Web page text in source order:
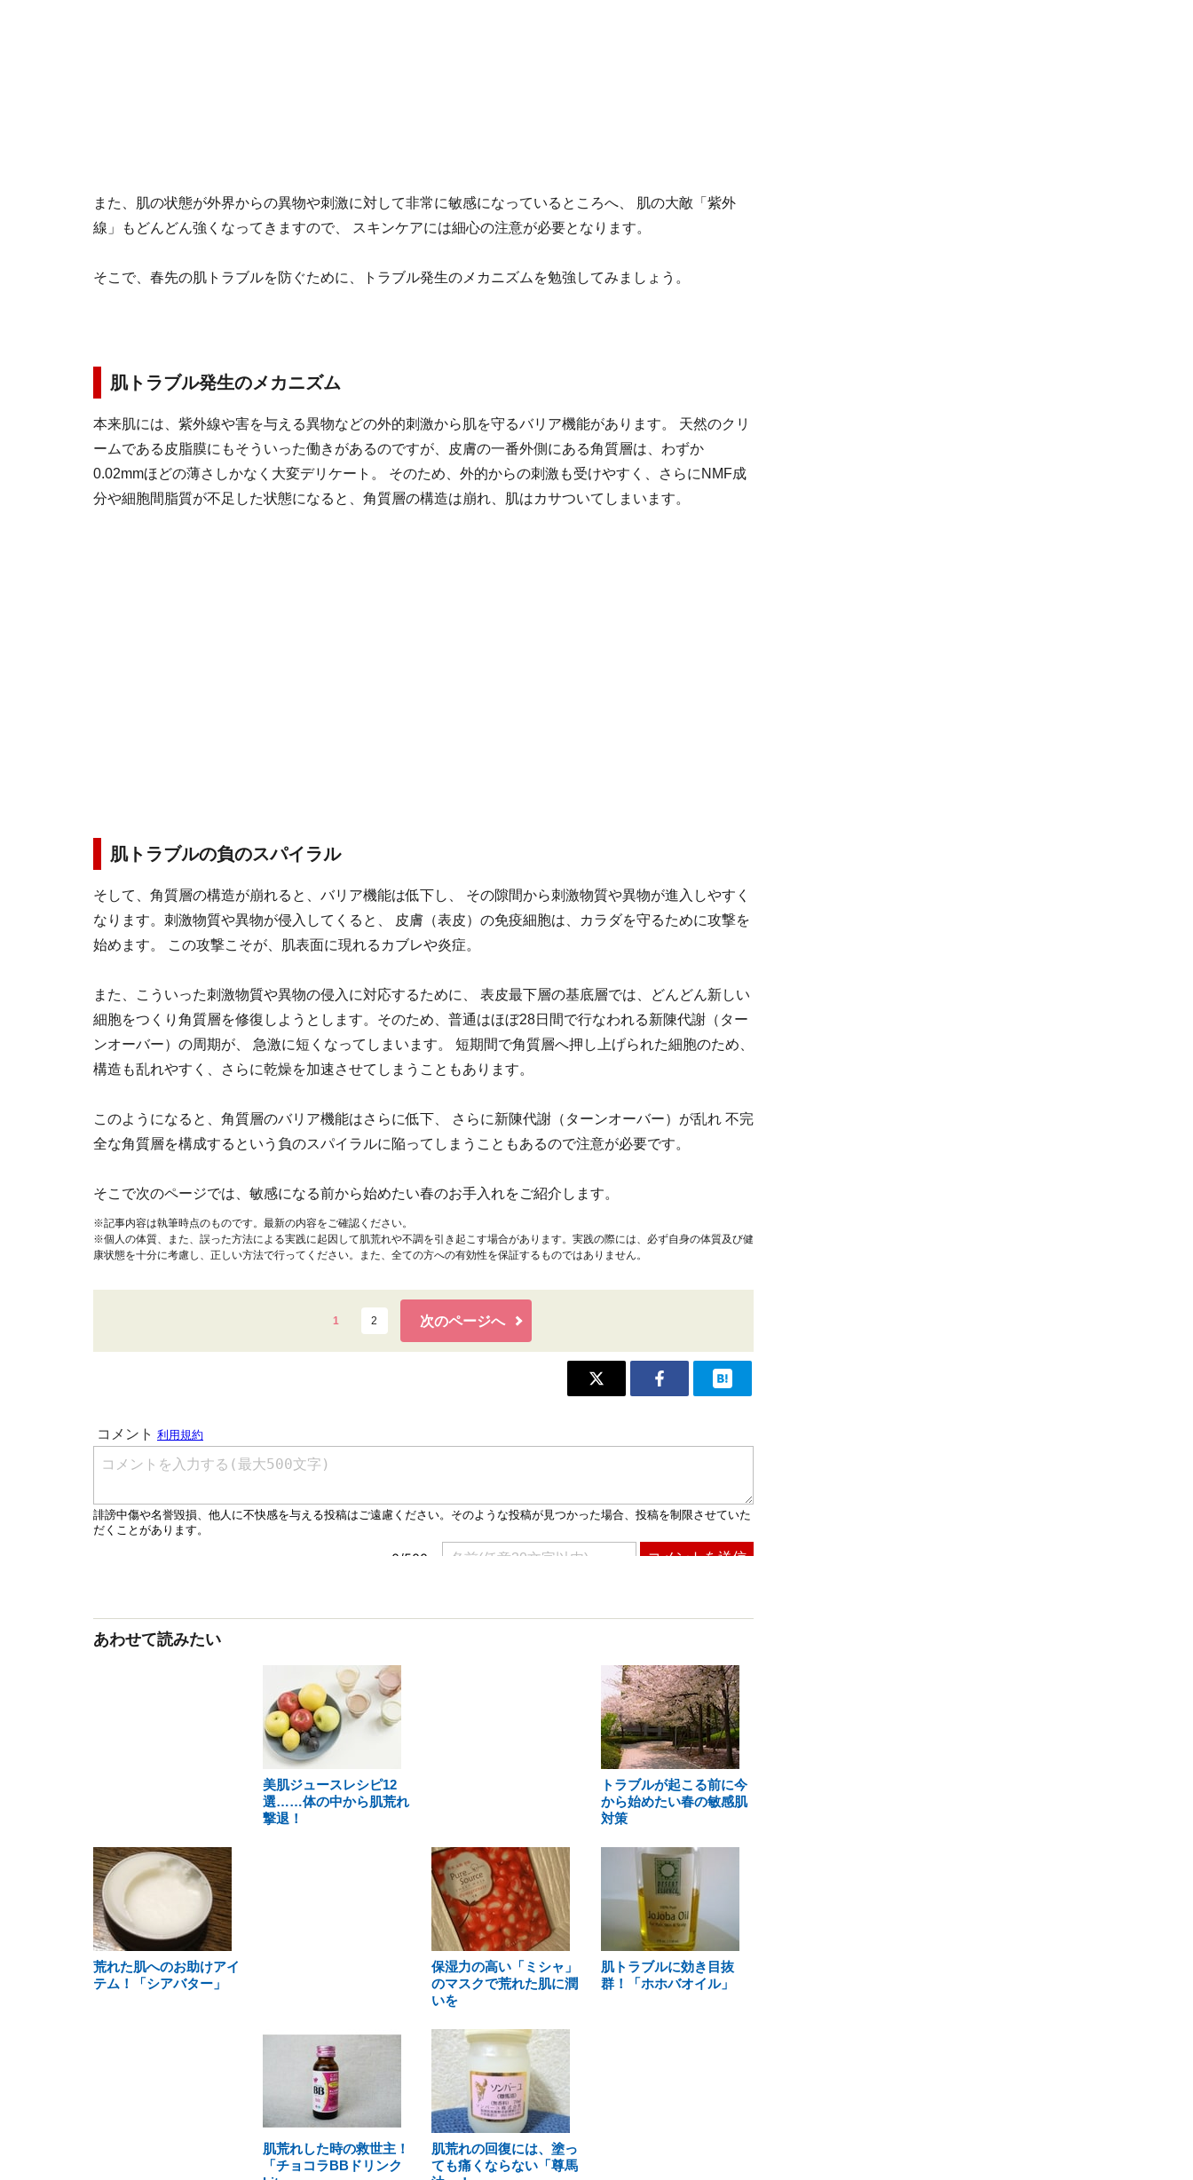
また、肌の状態が外界からの異物や刺激に対して非常に敏感になっているところへ、 肌の大敵「紫外
線」もどんどん強くなってきますので、 スキンケアには細心の注意が必要となります。
そこで、春先の肌トラブルを防ぐために、トラブル発生のメカニズムを勉強してみましょう。
肌トラブル発生のメカニズム
本来肌には、紫外線や害を与える異物などの外的刺激から肌を守るバリア機能があります。 天然のクリ
ームである皮脂膜にもそういった働きがあるのですが、皮膚の一番外側にある角質層は、わずか
0.02mmほどの薄さしかなく大変デリケート。 そのため、外的からの刺激も受けやすく、さらにNMF成
分や細胞間脂質が不足した状態になると、角質層の構造は崩れ、肌はカサついてしまいます。
肌トラブルの負のスパイラル
そして、角質層の構造が崩れると、バリア機能は低下し、 その隙間から刺激物質や異物が進入しやすく
なります。刺激物質や異物が侵入してくると、 皮膚（表皮）の免疫細胞は、カラダを守るために攻撃を
始めます。 この攻撃こそが、肌表面に現れるカブレや炎症。
また、こういった刺激物質や異物の侵入に対応するために、 表皮最下層の基底層では、どんどん新しい
細胞をつくり角質層を修復しようとします。そのため、普通はほぼ28日間で行なわれる新陳代謝（ター
ンオーバー）の周期が、 急激に短くなってしまいます。 短期間で角質層へ押し上げられた細胞のため、
構造も乱れやすく、さらに乾燥を加速させてしまうこともあります。
このようになると、角質層のバリア機能はさらに低下、 さらに新陳代謝（ターンオーバー）が乱れ 不完
全な角質層を構成するという負のスパイラルに陥ってしまうこともあるので注意が必要です。
そこで次のページでは、敏感になる前から始めたい春のお手入れをご紹介します。
※記事内容は執筆時点のものです。最新の内容をご確認ください。
※個人の体質、また、誤った方法による実践に起因して肌荒れや不調を引き起こす場合があります。実践の際には、必ず自身の体質及び健
康状態を十分に考慮し、正しい方法で行ってください。また、全ての方への有効性を保証するものではありません。
1 2 次のページへ
あわせて読みたい
美肌ジュースレシピ12
選……体の中から肌荒れ
撃退！
トラブルが起こる前に今
から始めたい春の敏感肌
対策
荒れた肌へのお助けアイ
テム！「シアバター」
保湿力の高い「ミシャ」
のマスクで荒れた肌に潤
いを
肌トラブルに効き目抜
群！「ホホバオイル」
肌荒れした時の救世主！
「チョコラBBドリンク
肌荒れの回復には、塗っ
ても痛くならない「尊馬